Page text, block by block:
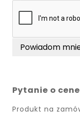
Powiadom
Pytanie o cene
Produkt na